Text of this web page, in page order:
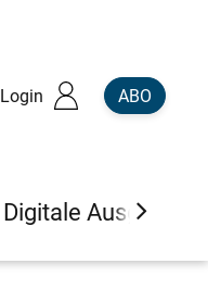
Login ABO
Digitale Ausgaben